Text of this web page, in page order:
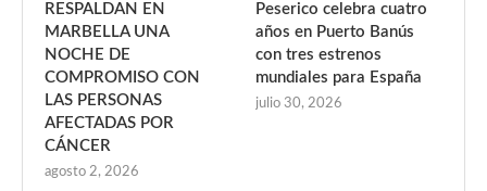
RESPALDAN EN
MARBELLA UNA
NOCHE DE
COMPROMISO CON
LAS PERSONAS
AFECTADAS POR
CÁNCER
agosto 2, 2026
Peserico celebra cuatro
años en Puerto Banús
con tres estrenos
mundiales para España
julio 30, 2026